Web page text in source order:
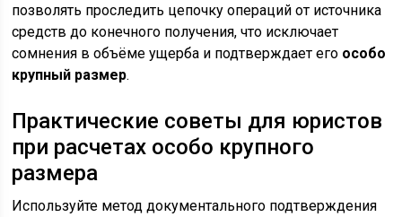
позволять проследить цепочку операций от источника
средств до конечного получения, что исключает
сомнения в объёме ущерба и подтверждает его особо
крупный размер.
Практические советы для юристов
при расчетах особо крупного
размера
Используйте метод документального подтверждения